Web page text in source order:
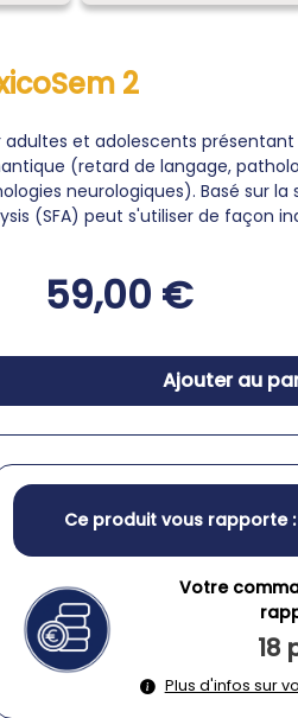
2
adultes et adolescents
(retard de langage,
neurologiques). Basé sur
(SFA) peut s'utiliser de façon
59,00 €
Ajouter au
Ce produit vous rapporte :
Votre
18
Plus d'infos sur